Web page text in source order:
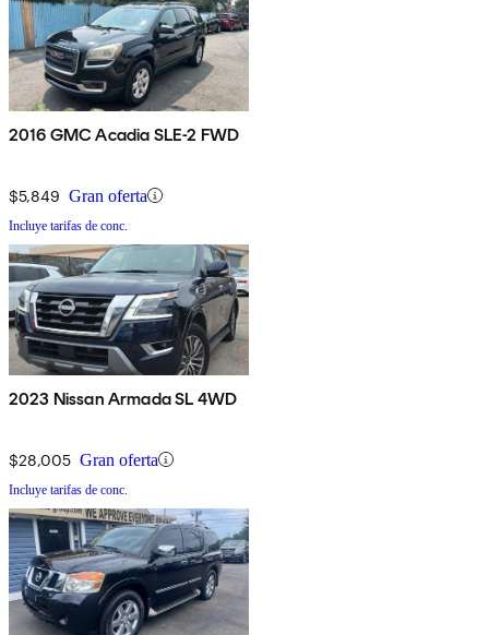
2016 GMC Acadia SLE-2 FWD
$5,849 Gran oferta
Incluye tarifas de conc.
2023 Nissan Armada SL 4WD
$28,005 Gran oferta
Incluye tarifas de conc.